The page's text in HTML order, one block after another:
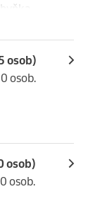
osob)
osob.
osob)
osob.